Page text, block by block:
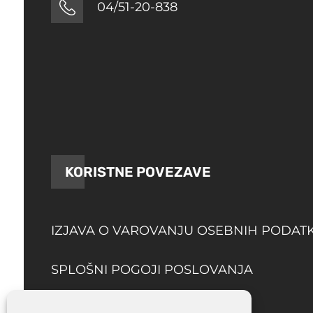
04/51-20-838
KORISTNE POVEZAVE
IZJAVA O VAROVANJU OSEBNIH
SPLOŠNI POGOJI POSLOVANJA